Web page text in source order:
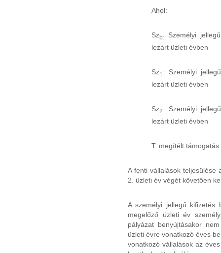
Ahol:
Szb:
Személyi
lezárt üzleti évben
Sz1 : Személyi
lezárt üzleti évben
Sz2: Személyi
lezárt üzleti évben
T: megítélt támogatás
A fenti vállalások teljesülése
2. üzleti év végét követően
A személyi jellegű kifizetés
megelőző üzleti év
pályázat benyújtásakor
üzleti évre vonatkozó éves
vonatkozó vállalások az